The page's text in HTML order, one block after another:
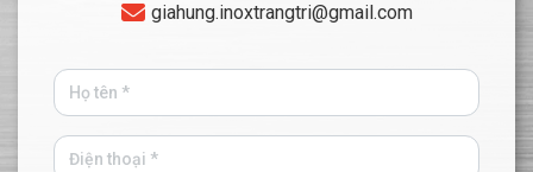
giahung.inoxtrangtri@gmail.com